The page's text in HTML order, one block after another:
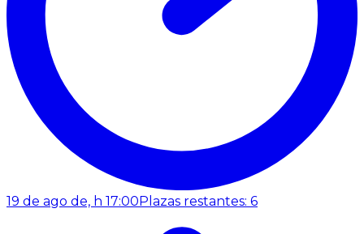
19 de ago de, h 17:00 Plazas restantes: 6